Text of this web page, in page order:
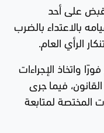
على أحد
بالاعتداء بالضرب
الرأي العام.
واتخاذ الإجراءات
فيما جرى
المختصة لمتابعة